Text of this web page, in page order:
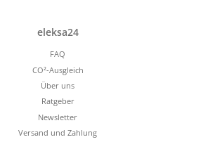
eleksa24
FAQ
CO²-Ausgleich
Über uns
Ratgeber
Newsletter
Versand und Zahlung